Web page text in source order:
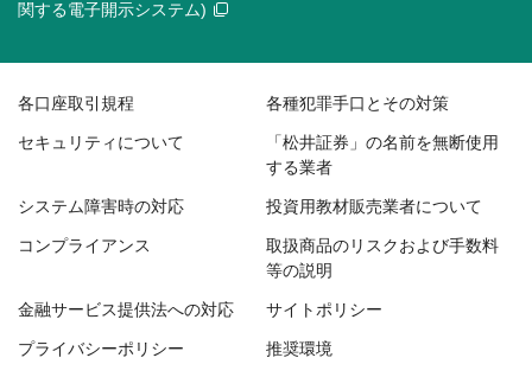
関する電子開示システム)
各口座取引規程 各種犯罪手口とその対策
セキュリティについて
「松井証券」の名前を無断使用
する業者
システム障害時の対応 投資用教材販売業者について
コンプライアンス
取扱商品のリスクおよび手数料
等の説明
金融サービス提供法への対応 サイトポリシー
プライバシーポリシー 推奨環境